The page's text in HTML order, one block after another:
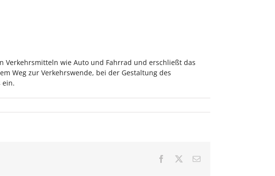
Verkehrsmitteln wie Auto und Fahrrad und erschließt das
Weg zur Verkehrswende, bei der Gestaltung des
ein.
Facebook
E-